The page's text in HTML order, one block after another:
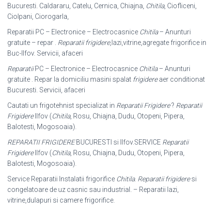
Bucuresti. Caldararu, Catelu, Cernica, Chiajna, Chitila, Ciofliceni,
Ciolpani, Ciorogarla,
Reparatii PC – Electronice – Electrocasnice Chitila– Anunturi
gratuite – repar . Reparatii frigidere,lazi,vitrine,agregate frigorifice in
Buc-Ilfov. Servicii, afaceri
ReparatiiPC – Electronice – Electrocasnice Chitila– Anunturi
gratuite . Repar la domiciliu masini spalat frigidereaer conditionat
Bucuresti. Servicii, afaceri
Cautati un frigotehnist specializat in Reparatii Frigidere? Reparatii
FrigidereIlfov (Chitila, Rosu, Chiajna, Dudu, Otopeni, Pipera,
Balotesti, Mogosoaia).
REPARATII FRIGIDEREBUCURESTI si Ilfov.SERVICE Reparatii
FrigidereIlfov (Chitila, Rosu, Chiajna, Dudu, Otopeni, Pipera,
Balotesti, Mogosoaia).
Service Reparatii Instalatii frigorifice Chitila. Reparatii frigideresi
congelatoare de uz casnic sau industrial. – Reparatii lazi,
vitrine,dulapuri si camere frigorifice.